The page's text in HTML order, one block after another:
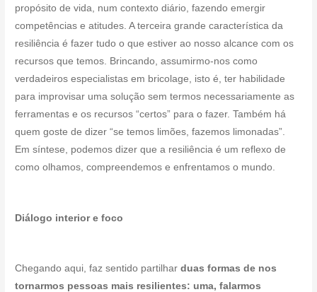
propósito de vida, num contexto diário, fazendo emergir
competências e atitudes. A terceira grande característica da
resiliência é fazer tudo o que estiver ao nosso alcance com os
recursos que temos. Brincando, assumirmo-nos como
verdadeiros especialistas em bricolage, isto é, ter habilidade
para improvisar uma solução sem termos necessariamente as
ferramentas e os recursos “certos” para o fazer. Também há
quem goste de dizer “se temos limões, fazemos limonadas”.
Em síntese, podemos dizer que a resiliência é um reflexo de
como olhamos, compreendemos e enfrentamos o mundo.
Diálogo interior e foco
Chegando aqui, faz sentido partilharduas formas de nos
tornarmos pessoas mais resilientes: uma, falarmos